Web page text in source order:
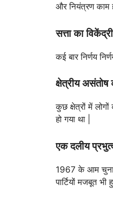
और नियंत्रण काम
सत्ता का
कई बार निर्णय
क्षेत्रीय असंतोष
कुछ क्षेत्रों में लोगों
हो गया था |
एक दलीय
1967 के आम
पार्टियों मजबूत